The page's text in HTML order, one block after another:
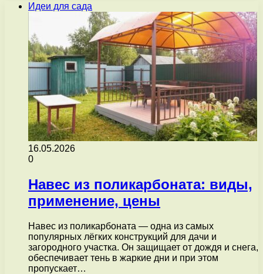
Идеи для сада
16.05.2026
0
Навес из поликарбоната: виды,
применение, цены
Навес из поликарбоната — одна из самых
популярных лёгких конструкций для дачи и
загородного участка. Он защищает от дождя и снега,
обеспечивает тень в жаркие дни и при этом
пропускает…